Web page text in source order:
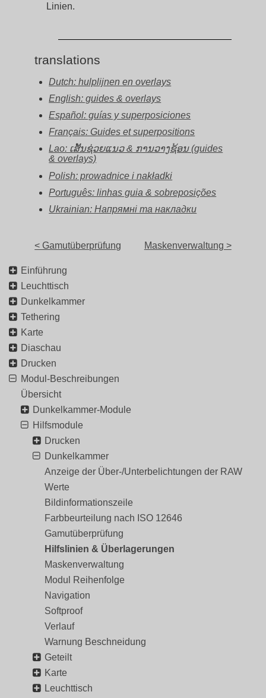
Linien.
translations
Dutch: hulplijnen en overlays
English: guides & overlays
Español: guías y superposiciones
Français: Guides et superpositions
Lao: ເສັ້ນຊ່ວຍແນວ & ການວາງຊ້ອນ (guides
& overlays)
Polish: prowadnice i nakładki
Português: linhas guia & sobreposições
Ukrainian: Напрямні та накладки
< Gamutüberprüfung Maskenverwaltung >
Einführung
Leuchttisch
Dunkelkammer
Tethering
Karte
Diaschau
Drucken
Modul-Beschreibungen
Übersicht
Dunkelkammer-Module
Hilfsmodule
Drucken
Dunkelkammer
Anzeige der Über-/Unterbelichtungen der RAW
Werte
Bildinformationszeile
Farbbeurteilung nach ISO 12646
Gamutüberprüfung
Hilfslinien & Überlagerungen
Maskenverwaltung
Modul Reihenfolge
Navigation
Softproof
Verlauf
Warnung Beschneidung
Geteilt
Karte
Leuchttisch